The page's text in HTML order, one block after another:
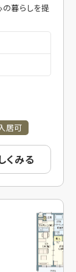
暮らしを提
居可
くみる